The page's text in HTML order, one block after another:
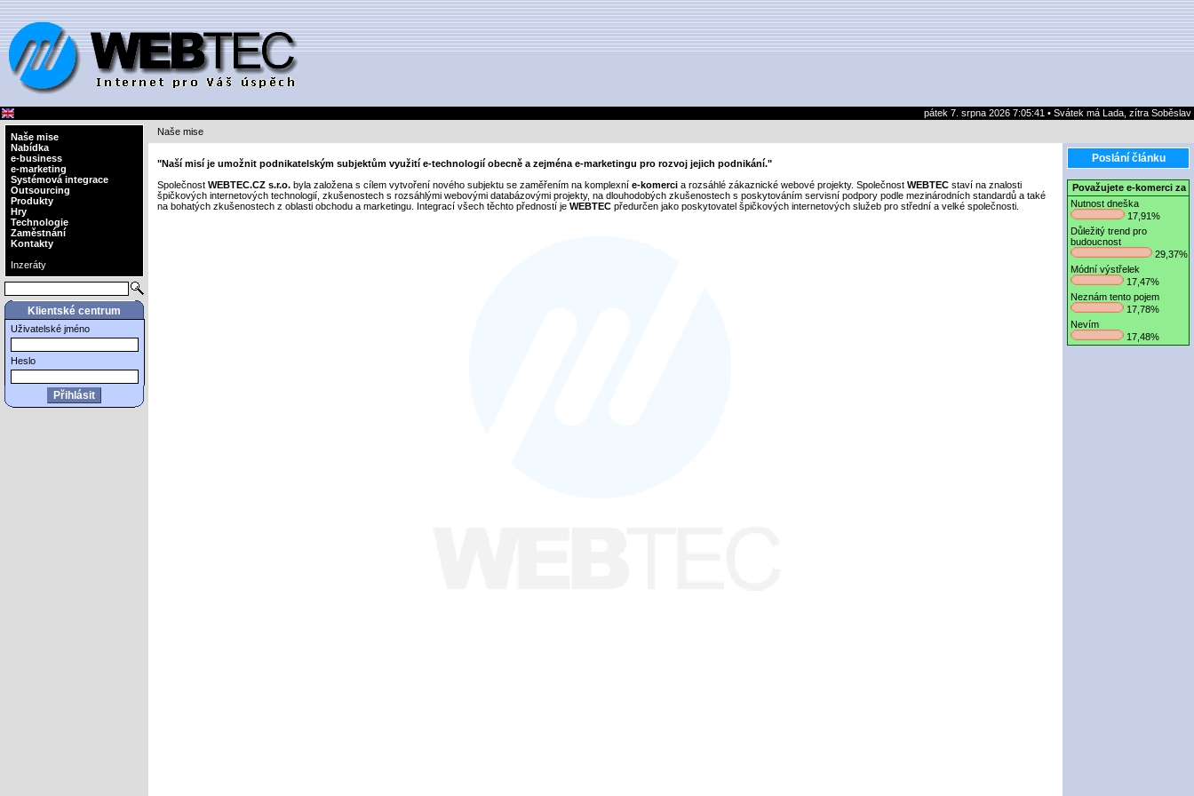
pátek 7. srpna 2026 7:05:41 • Svátek má Lada, zítra Soběslav
Naše mise
Nabídka
e-business
e-marketing
Systémová integrace
Outsourcing
Produkty
Hry
Technologie
Zaměstnání
Kontakty
Inzeráty
Klientské centrum
Uživatelské jméno
Heslo
Naše mise
"Naší misí je umožnit podnikatelským subjektům využití e-technologií obecně a zejména e-marketingu pro rozvoj jejich podnikání."
Společnost WEBTEC.CZ s.r.o. byla založena s cílem vytvoření nového subjektu se zaměřením na komplexní e-komerci a rozsáhlé zákaznické webové projekty. Společnost WEBTEC staví na znalosti
špičkových internetových technologií, zkušenostech s rozsáhlými webovými databázovými projekty, na dlouhodobých zkušenostech s poskytováním servisní podpory podle mezinárodních standardů a také
na bohatých zkušenostech z oblasti obchodu a marketingu. Integrací všech těchto předností je WEBTEC předurčen jako poskytovatel špičkových internetových služeb pro střední a velké společnosti.
Poslání článku
Považujete e-komerci za
Nutnost dneška
17,91%
Důležitý trend pro
budoucnost
29,37%
Módní výstřelek
17,47%
Neznám tento pojem
17,78%
Nevím
17,48%